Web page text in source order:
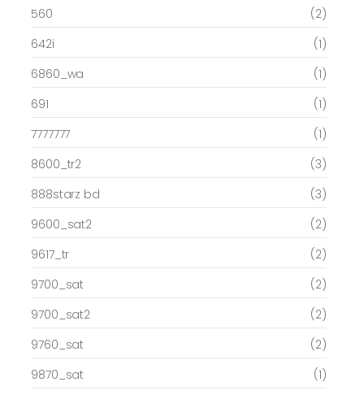
560
(2)
642i
(1)
6860_wa
(1)
691
(1)
7777777
(1)
8600_tr2
(3)
888starz bd
(3)
9600_sat2
(2)
9617_tr
(2)
9700_sat
(2)
9700_sat2
(2)
9760_sat
(2)
9870_sat
(1)